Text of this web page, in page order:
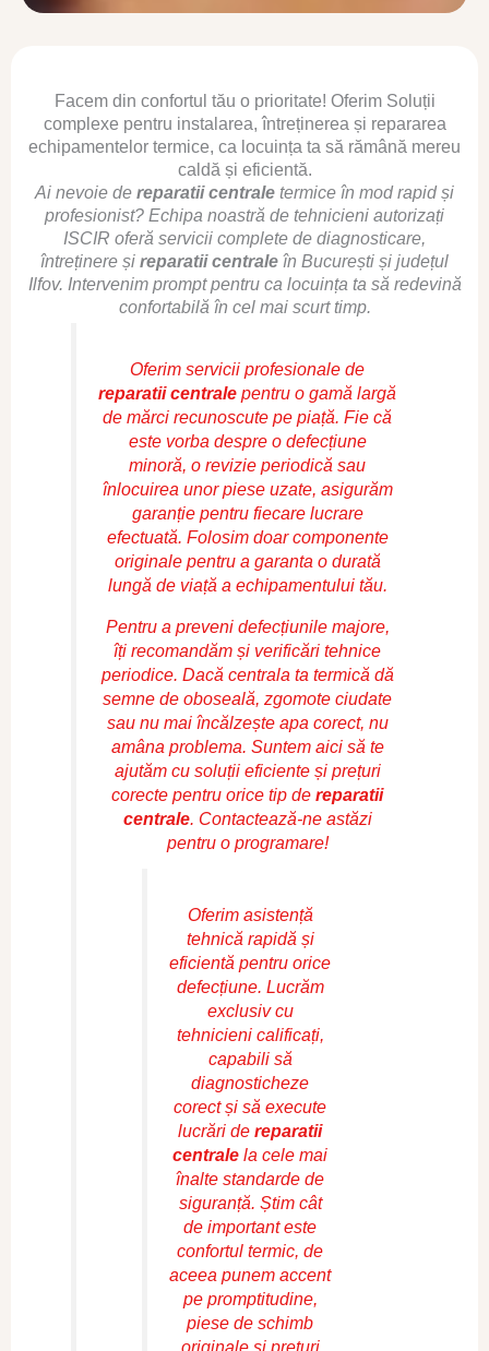
Facem din confortul tău o prioritate! Oferim Soluții
complexe pentru instalarea, întreținerea și repararea
echipamentelor termice, ca locuința ta să rămână mereu
caldă și eficientă.
Ai nevoie de reparatii centrale termice în mod rapid și
profesionist? Echipa noastră de tehnicieni autorizați
ISCIR oferă servicii complete de diagnosticare,
întreținere și reparatii centrale în București și județul
Ilfov. Intervenim prompt pentru ca locuința ta să redevină
confortabilă în cel mai scurt timp.
Oferim servicii profesionale de
reparatii centrale pentru o gamă largă
de mărci recunoscute pe piață. Fie că
este vorba despre o defecțiune
minoră, o revizie periodică sau
înlocuirea unor piese uzate, asigurăm
garanție pentru fiecare lucrare
efectuată. Folosim doar componente
originale pentru a garanta o durată
lungă de viață a echipamentului tău.
Pentru a preveni defecțiunile majore,
îți recomandăm și verificări tehnice
periodice. Dacă centrala ta termică dă
semne de oboseală, zgomote ciudate
sau nu mai încălzește apa corect, nu
amâna problema. Suntem aici să te
ajutăm cu soluții eficiente și prețuri
corecte pentru orice tip de reparatii
centrale. Contactează-ne astăzi
pentru o programare!
Oferim asistență
tehnică rapidă și
eficientă pentru orice
defecțiune. Lucrăm
exclusiv cu
tehnicieni calificați,
capabili să
diagnosticheze
corect și să execute
lucrări de reparatii
centrale la cele mai
înalte standarde de
siguranță. Știm cât
de important este
confortul termic, de
aceea punem accent
pe promptitudine,
piese de schimb
originale și prețuri